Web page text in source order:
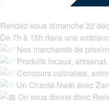
Rendez-vous dimanche 22
De 7h à 15h dans une
Nos marchands de
Produits locaux,
Concours culinaires,
Un Chanté Nwèl avec
On vous donne donc